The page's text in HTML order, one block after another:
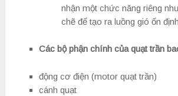
nhận một chức năng riêng
chẽ để tạo ra luồng gió ổn
Các bộ phận chính của quạt trần
động cơ điện (motor quạt trần)
cánh quạt